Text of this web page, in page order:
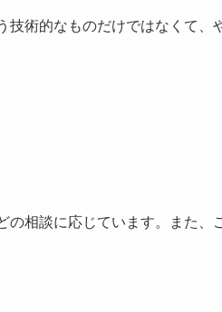
術的なものだけではなくて、
相談に応じています。また、